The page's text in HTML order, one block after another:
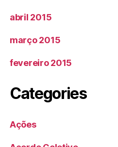
abril 2015
março 2015
fevereiro 2015
Categories
Ações